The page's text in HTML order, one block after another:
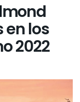
los
2022